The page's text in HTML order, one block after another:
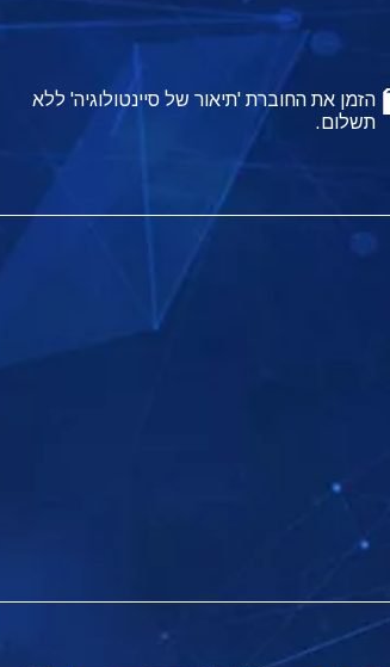
הזמן את החוברת 'תיאור של סיינטולוגיה' ללא
תשלום.